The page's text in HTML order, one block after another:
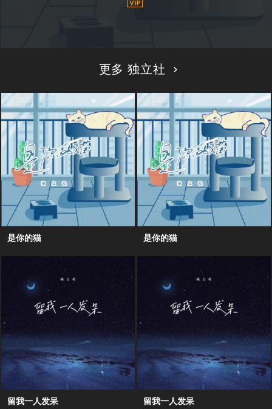
更多 独立社
是你的猫 是你的猫
留我一人发呆 留我一人发呆